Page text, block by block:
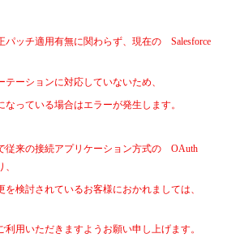
パッチ適用有無に関わらず、現在の
Salesforce
テーションに対応していないため、
なっている場合はエラーが発生します。
従来の接続アプリケーション方式の
OAuth
を検討されているお客様におかれましては、
利用いただきますようお願い申し上げます。